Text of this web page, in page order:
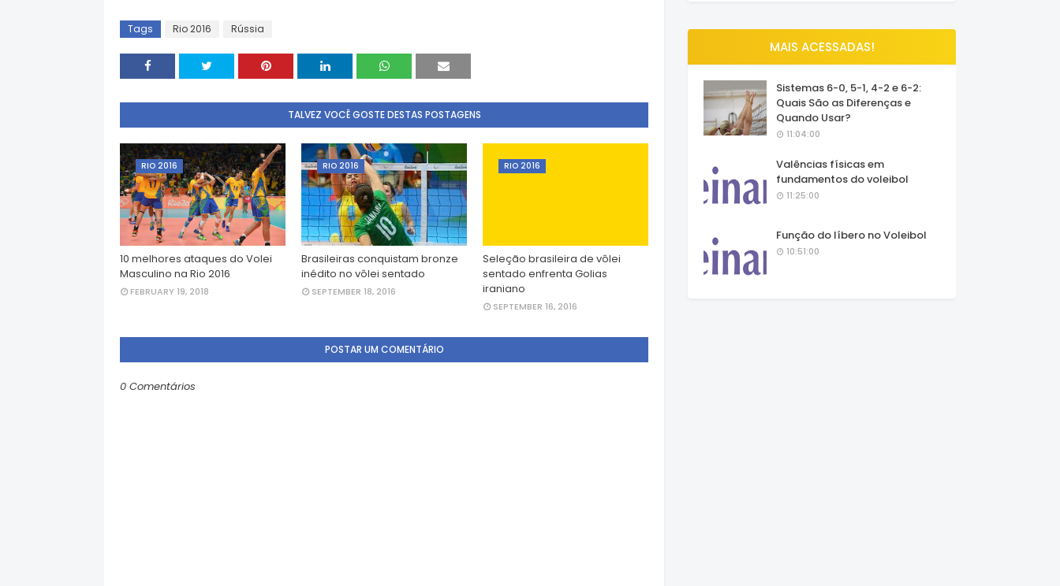
Tags Rio 2016 Rússia
TALVEZ VOCÊ GOSTE DESTAS POSTAGENS
RIO 2016
10 melhores ataques do Volei
Masculino na Rio 2016
FEBRUARY 19, 2018
RIO 2016
Brasileiras conquistam bronze
inédito no vôlei sentado
SEPTEMBER 18, 2016
RIO 2016
Seleção brasileira de vôlei
sentado enfrenta Golias
iraniano
SEPTEMBER 16, 2016
POSTAR UM COMENTÁRIO
0 Comentários
MAIS ACESSADAS!
Sistemas 6-0, 5-1, 4-2 e 6-2:
Quais São as Diferenças e
Quando Usar?
11:04:00
Valências físicas em
fundamentos do voleibol
11:25:00
Função do líbero no Voleibol
10:51:00